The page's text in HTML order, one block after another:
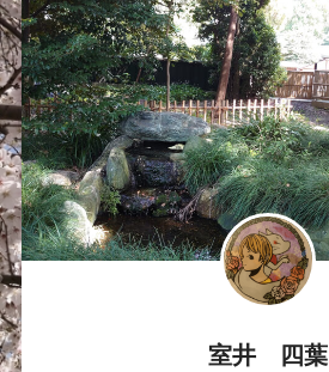
室井 四葉